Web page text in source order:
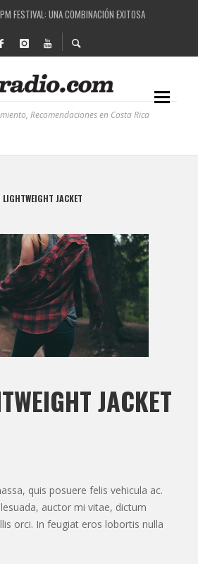
FESTIVAL: UNA COMBINACIÓN EXITOSA
QUE ESTÁ TRANSFORMANDO LA CALIDAD DE
ELECTRÓNICA: BBC RADIOPHONIC WORKSHOP
Recomendaciones en Costa Rica
JACKET
JACKET
quis posuere felis vehicula ac.
auctor mi vitae, dictum
orci. In feugiat eros lobortis nulla